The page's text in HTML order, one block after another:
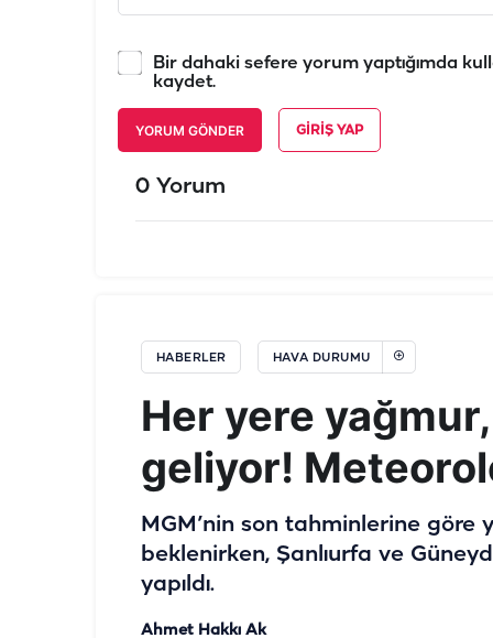
Bir dahaki sefere yorum yaptığımda
kaydet.
YORUM GÖNDER GIRIŞ YAP
0 Yorum
HABERLER HAVA DURUMU
Her yere
geliyor!
MGM’nin son tahminlerine
beklenirken, Şanlıurfa ve
yapıldı.
Ahmet Hakkı Ak